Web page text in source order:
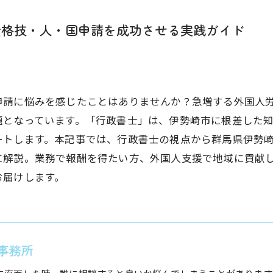
技・人・国申請を成功させる実践ガイド
に悩みを感じたことはありませんか？急増する外国
なっています。「行政書士」は、伊勢崎市に根差した
します。本記事では、行政書士の視点から群馬県伊勢
説。業務で報酬を得たい方、外国人支援で地域に貢
けします。
務所